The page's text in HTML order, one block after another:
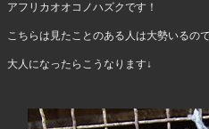
アフリカオオコノハズクです！
こちらは見たことのある人は大勢いるの
大人になったらこうなります↓